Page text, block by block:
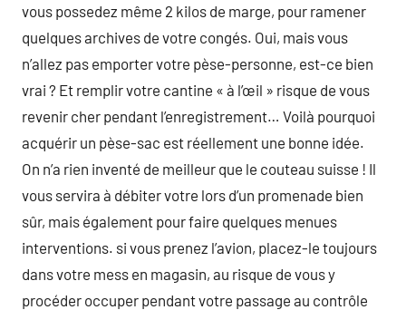
vous possedez même 2 kilos de marge, pour ramener
quelques archives de votre congés. Oui, mais vous
n’allez pas emporter votre pèse-personne, est-ce bien
vrai ? Et remplir votre cantine « à l’œil » risque de vous
revenir cher pendant l’enregistrement… Voilà pourquoi
acquérir un pèse-sac est réellement une bonne idée.
On n’a rien inventé de meilleur que le couteau suisse ! Il
vous servira à débiter votre lors d’un promenade bien
sûr, mais également pour faire quelques menues
interventions. si vous prenez l’avion, placez-le toujours
dans votre mess en magasin, au risque de vous y
procéder occuper pendant votre passage au contrôle